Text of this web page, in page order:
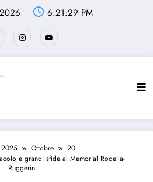
6:21:29 PM
2025 Ottobre
20
e grandi sfide al Memorial Rodella-
Ruggerini